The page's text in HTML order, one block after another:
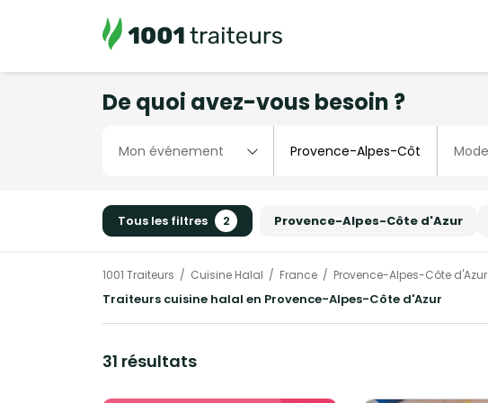
De quoi avez-vous besoin ?
Tous les filtres 2 Provence-Alpes-Côte d'Azur
1001 Traiteurs Cuisine Halal France Provence-Alpes-Côte d'Azur
Traiteurs cuisine halal en Provence-Alpes-Côte d'Azur
31 résultats